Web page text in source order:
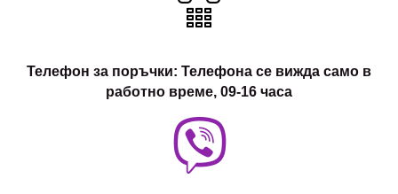
Телефон за поръчки: Телефона се вижда само в
работно време, 09-16 часа